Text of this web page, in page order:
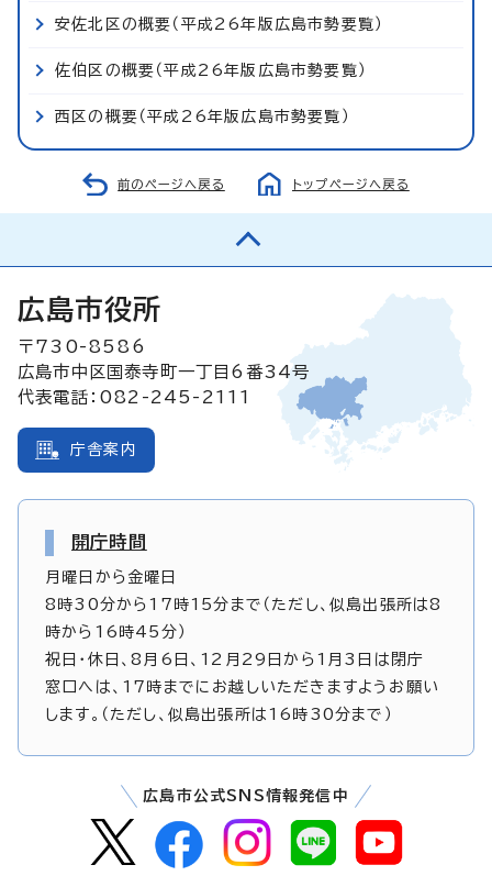
安佐北区の概要（平成26年版広島市勢要覧）
佐伯区の概要（平成26年版広島市勢要覧）
西区の概要（平成26年版広島市勢要覧）
前のページへ戻る トップページへ戻る
広島市役所
〒730-8586
広島市中区国泰寺町一丁目6番34号
代表電話：082-245-2111
庁舎案内
開庁時間
月曜日から金曜日
8時30分から17時15分まで（ただし、似島出張所は8
時から16時45分）
祝日・休日、8月6日、12月29日から1月3日は閉庁
窓口へは、17時までにお越しいただきますようお願い
します。（ただし、似島出張所は16時30分まで）
広島市公式SNS情報発信中